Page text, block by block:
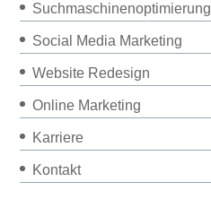
Suchmaschinenoptimierung
Social Media Marketing
Website Redesign
Online Marketing
Karriere
Kontakt